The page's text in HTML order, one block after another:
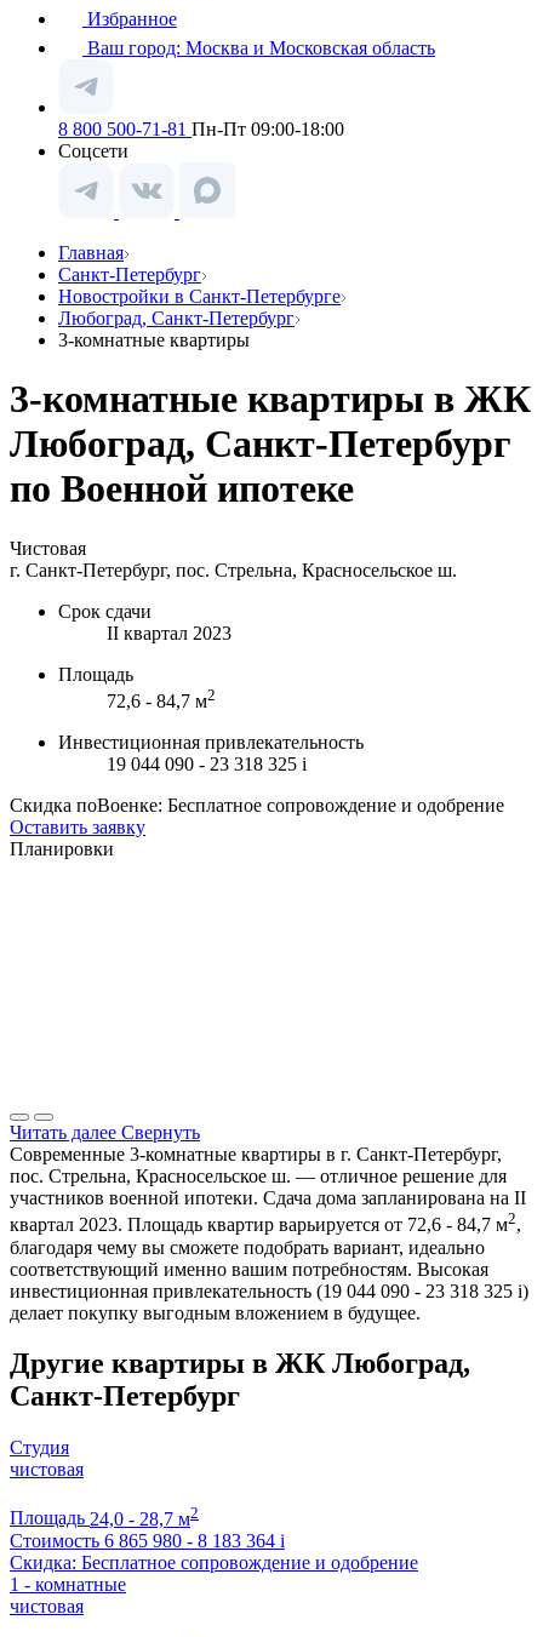
Избранное
Ваш город: Москва и Московская область
8 800 500-71-81 Пн-Пт 09:00-18:00
Соцсети
Главная
Санкт-Петербург
Новостройки в Санкт-Петербурге
Любоград, Санкт-Петербург
3-комнатные квартиры
3-комнатные квартиры в ЖК
Любоград, Санкт-Петербург
по Военной ипотеке
Чистовая
г. Санкт-Петербург, пос. Стрельна, Красносельское ш.
Срок сдачи
II квартал 2023
Площадь
72,6 - 84,7 м2
Инвестиционная привлекательность
19 044 090 - 23 318 325 i
Скидка поВоенке: Бесплатное сопровождение и одобрение
Оставить заявку
Планировки
Читать далее Свернуть
Современные 3-комнатные квартиры в г. Санкт-Петербург,
пос. Стрельна, Красносельское ш. — отличное решение для
участников военной ипотеки. Сдача дома запланирована на II
квартал 2023. Площадь квартир варьируется от 72,6 - 84,7 м2,
благодаря чему вы сможете подобрать вариант, идеально
соответствующий именно вашим потребностям. Высокая
инвестиционная привлекательность (19 044 090 - 23 318 325 i)
делает покупку выгодным вложением в будущее.
Другие квартиры в ЖК Любоград,
Санкт-Петербург
Студия
чистовая
Площадь 24,0 - 28,7 м2
Стоимость 6 865 980 - 8 183 364 i
Скидка: Бесплатное сопровождение и одобрение
1 - комнатные
чистовая